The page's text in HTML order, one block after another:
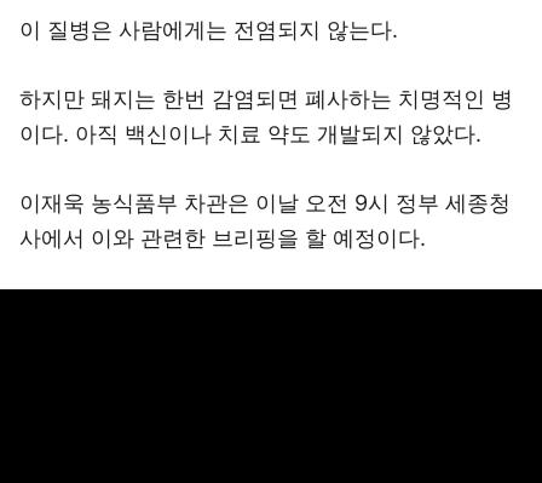
이 질병은 사람에게는 전염되지 않는다.
하지만 돼지는 한번 감염되면 폐사하는 치명적인 병
이다. 아직 백신이나 치료 약도 개발되지 않았다.
이재욱 농식품부 차관은 이날 오전 9시 정부 세종청
사에서 이와 관련한 브리핑을 할 예정이다.